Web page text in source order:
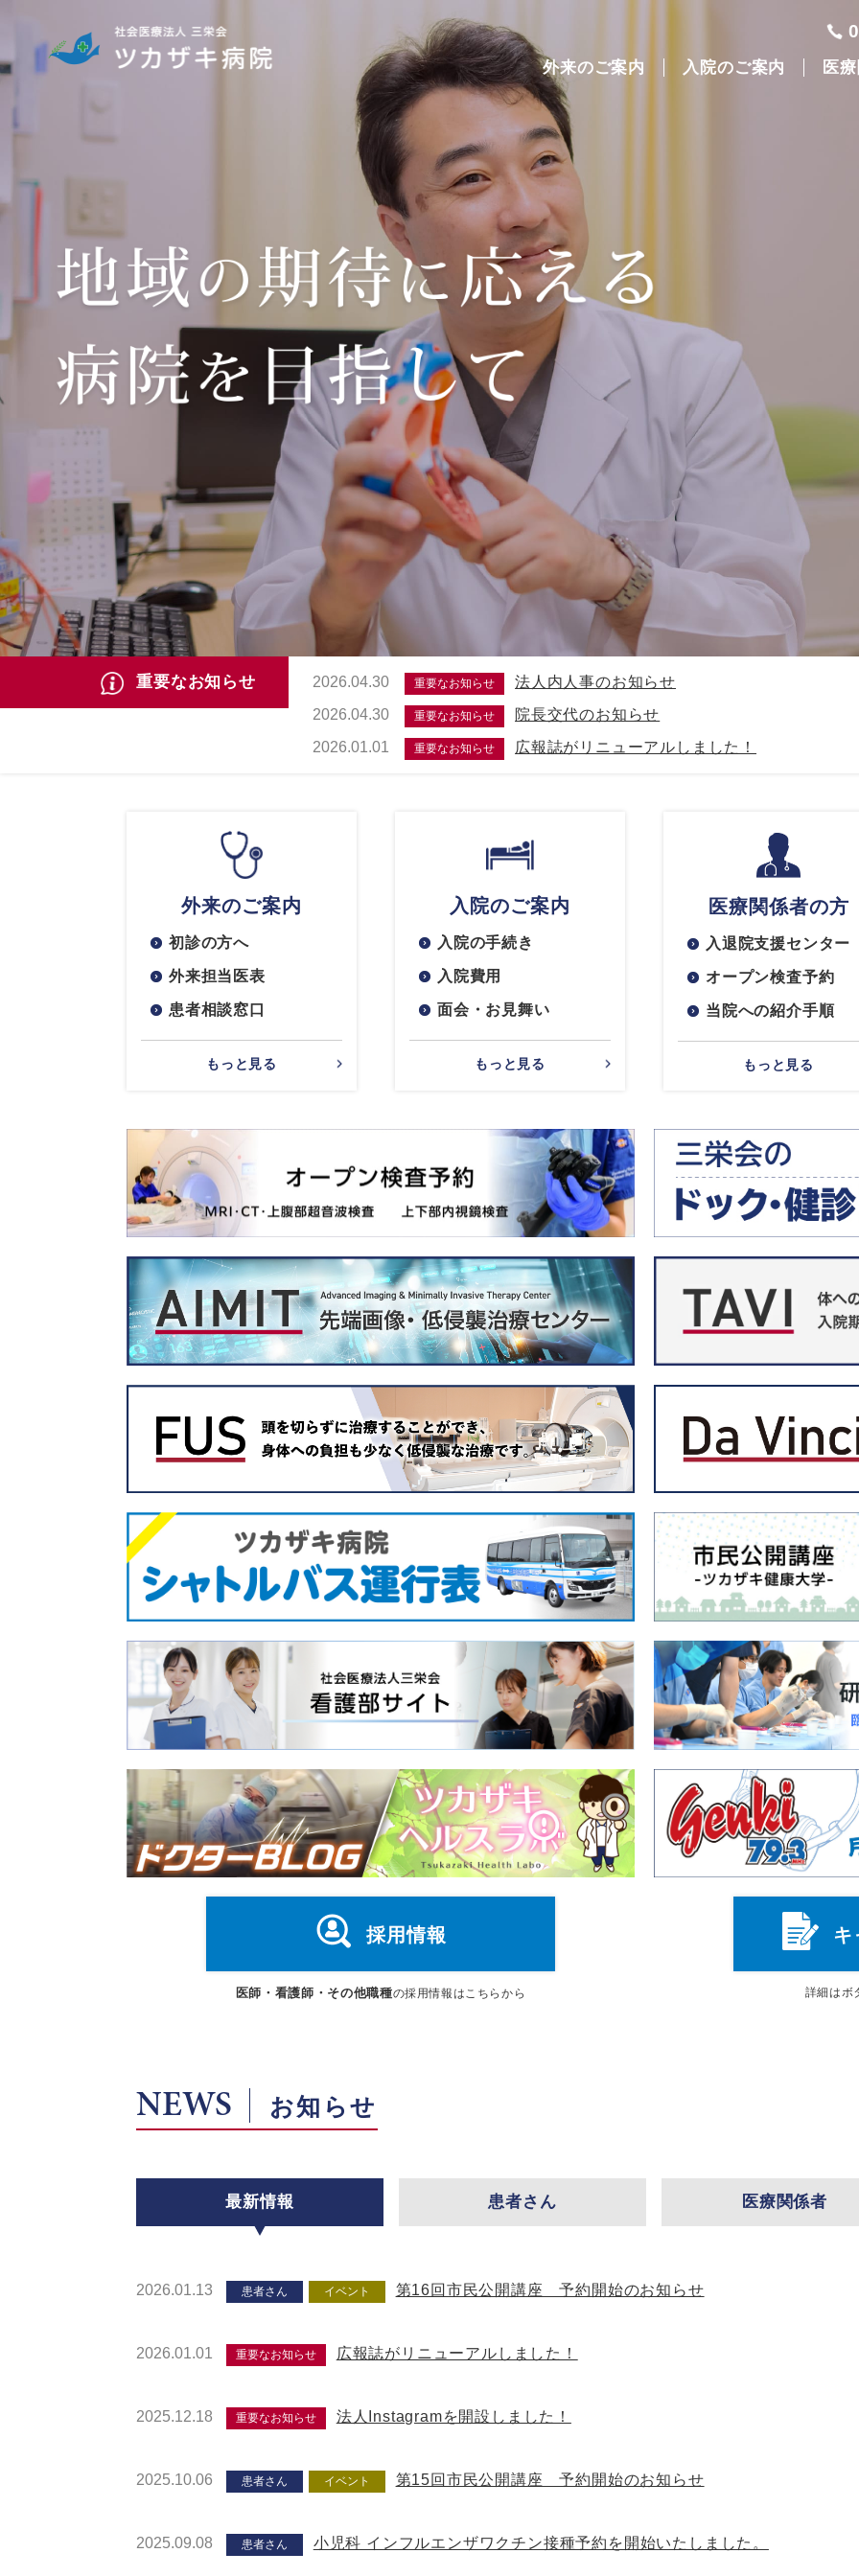
外来のご案内 入院のご案内 医
重要なお知らせ 2026.04.30 重要なお知らせ
法人内人事のお知らせ
2026.04.30
重要なお知らせ
院長交代のお知らせ
2026.01.01
重要なお知らせ 広報誌がリニューアルしました！
外来のご案内
初診の方へ
外来担当医表
患者相談窓口
もっと見る
入院のご案内
入院の手続き
入院費用
面会・お見舞い
もっと見る
医療関係者の方
入退院支援センター
オープン検査予約
当院への紹介手順
もっと見る
採用情報
医師・看護師・その他職種の採用情報はこちらから
キ
詳細はボ
NEWS お知らせ
最新情報 患者さん 医療関係者
2026.01.13 患者さん イベント 第16回市民公開講座 予約開始のお知らせ
2026.01.01 重要なお知らせ 広報誌がリニューアルしました！
2025.12.18 重要なお知らせ 法人Instagramを開設しました！
2025.10.06 患者さん イベント 第15回市民公開講座 予約開始のお知らせ
2025.09.08 患者さん 小児科 インフルエンザワクチン接種予約を開始いたしました。